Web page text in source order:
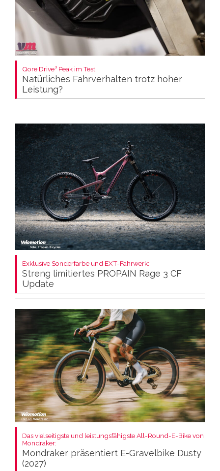
Qore Drive³ Peak im Test:
Natürliches Fahrverhalten trotz hoher
Leistung?
Exklusive Sonderfarbe und EXT-Fahrwerk:
Streng limitiertes PROPAIN Rage 3 CF
Update
Das vielseitigste und leistungsfähigste All-Round-E-Bike von
Mondraker:
Mondraker präsentiert E-Gravelbike Dusty
(2027)